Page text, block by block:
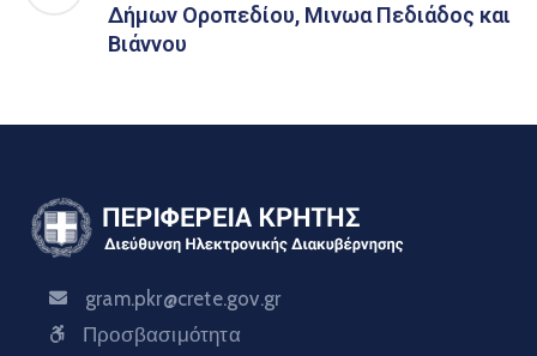
Δήμων Οροπεδίου, Μινωα Πεδιάδος και
Βιάννου
gram.pkr@crete.gov.gr
Προσβασιμότητα